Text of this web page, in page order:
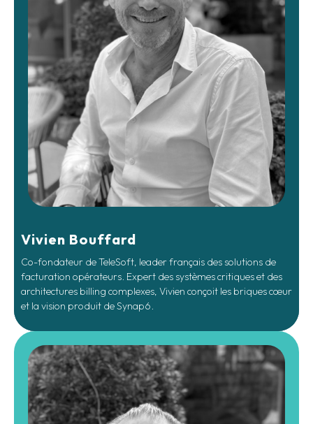
Vivien Bouffard
Co-fondateur de TeleSoft, leader français des solutions de
facturation opérateurs. Expert des systèmes critiques et des
architectures billing complexes, Vivien conçoit les briques cœur
et la vision produit de Synap6.